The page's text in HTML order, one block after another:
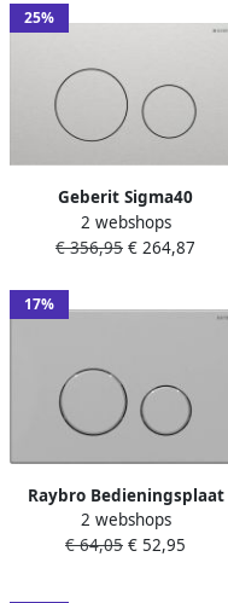
12cm mat verchr. glans
verchr. mat verchr.
115883JQ1
25%
Geberit Sigma40
bedieningsplaat 2-toets
spoeling rond geborsteld
2 webshops
€ 356,95 € 264,87
17%
Raybro Bedieningsplaat
Cortado 25 TBV Geberit
UP100 UP320 Mat Chroom
2 webshops
€ 64,05 € 52,95